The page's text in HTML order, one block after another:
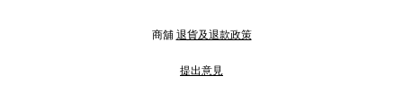
商舖 退貨及退款政策
提出意見